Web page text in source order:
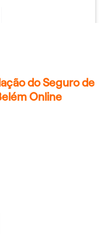
do Seguro de
Online